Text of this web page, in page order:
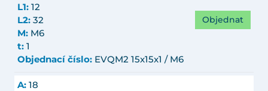
L1: 12
L2: 32
M: M6
t: 1
Objednací číslo: EVQM2 15x15x1 / M6
Objednat
A: 18